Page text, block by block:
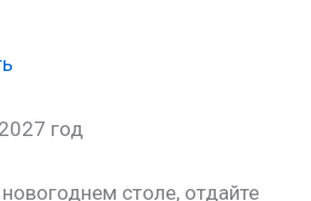
год
столе, отдайте